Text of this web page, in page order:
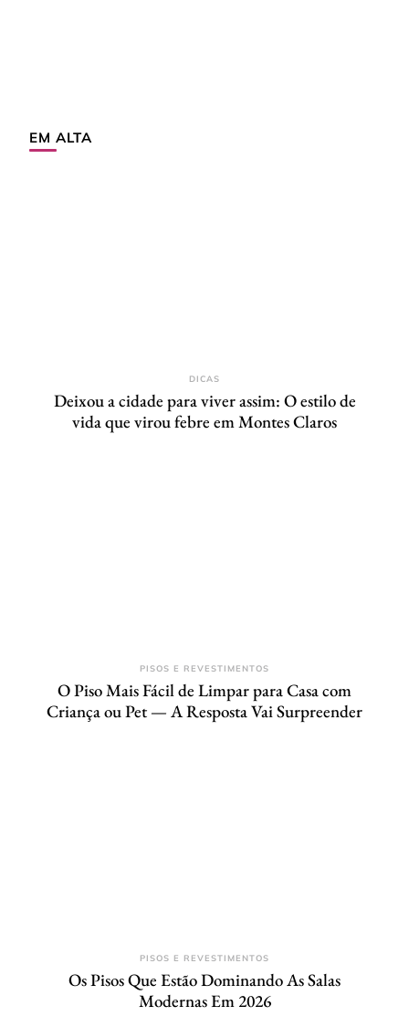
EM ALTA
DICAS
Deixou a cidade para viver assim: O estilo de
vida que virou febre em Montes Claros
PISOS E REVESTIMENTOS
O Piso Mais Fácil de Limpar para Casa com
Criança ou Pet — A Resposta Vai Surpreender
PISOS E REVESTIMENTOS
Os Pisos Que Estão Dominando As Salas
Modernas Em 2026